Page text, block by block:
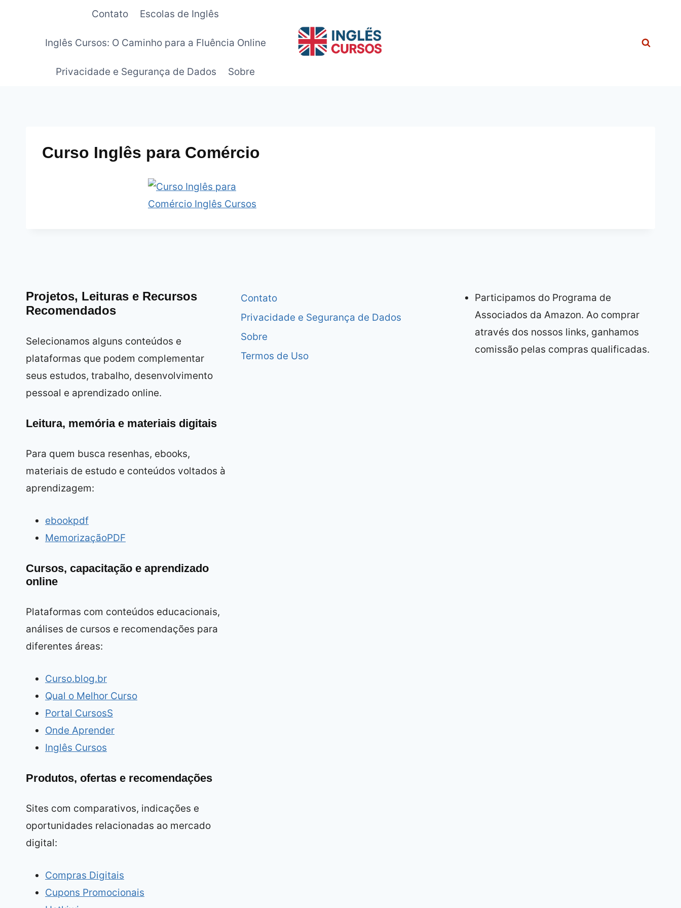
Contato Escolas de Inglês
Inglês Cursos: O Caminho para a Fluência Online
Privacidade e Segurança de Dados Sobre
Curso Inglês para Comércio
Projetos, Leituras e Recursos
Recomendados
Selecionamos alguns conteúdos e
plataformas que podem complementar
seus estudos, trabalho, desenvolvimento
pessoal e aprendizado online.
Leitura, memória e materiais digitais
Para quem busca resenhas, ebooks,
materiais de estudo e conteúdos voltados à
aprendizagem:
ebookpdf
MemorizaçãoPDF
Cursos, capacitação e aprendizado
online
Plataformas com conteúdos educacionais,
análises de cursos e recomendações para
diferentes áreas:
Curso.blog.br
Qual o Melhor Curso
Portal CursosS
Onde Aprender
Inglês Cursos
Produtos, ofertas e recomendações
Sites com comparativos, indicações e
oportunidades relacionadas ao mercado
digital:
Compras Digitais
Cupons Promocionais
Contato
Privacidade e Segurança de Dados
Sobre
Termos de Uso
Participamos do Programa de
Associados da Amazon. Ao comprar
através dos nossos links, ganhamos
comissão pelas compras qualificadas.